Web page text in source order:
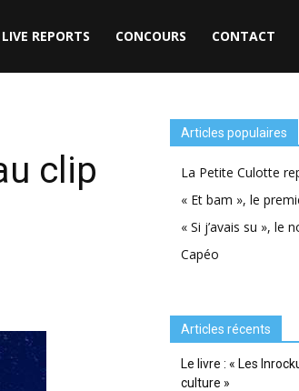
LIVE REPORTS CONCOURS CONTACT
clip
Articles populaires
La Petite Culotte
« Et bam », le
« Si j’avais su », le
Capéo
Articles récents
Le livre : « Les
culture »